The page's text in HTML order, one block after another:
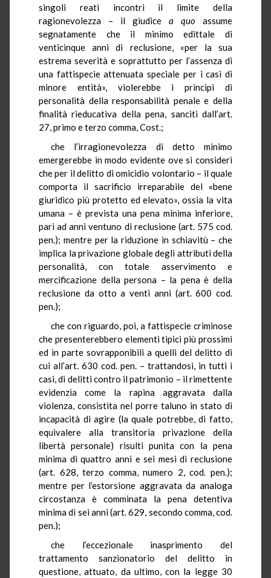
singoli reati incontri il limite della
ragionevolezza – il giudice a quo assume
segnatamente che il minimo edittale di
venticinque anni di reclusione, «per la sua
estrema severità e soprattutto per l’assenza di
una fattispecie attenuata speciale per i casi di
minore entità», violerebbe i principi di
personalità della responsabilità penale e della
finalità rieducativa della pena, sanciti dall’art.
27, primo e terzo comma, Cost.;
che l’irragionevolezza di detto minimo
emergerebbe in modo evidente ove si consideri
che per il delitto di omicidio volontario – il quale
comporta il sacrificio irreparabile del «bene
giuridico più protetto ed elevato», ossia la vita
umana – è prevista una pena minima inferiore,
pari ad anni ventuno di reclusione (art. 575 cod.
pen.); mentre per la riduzione in schiavitù – che
implica la privazione globale degli attributi della
personalità, con totale asservimento e
mercificazione della persona – la pena è della
reclusione da otto a venti anni (art. 600 cod.
pen.);
che con riguardo, poi, a fattispecie criminose
che presenterebbero elementi tipici più prossimi
ed in parte sovrapponibili a quelli del delitto di
cui all’art. 630 cod. pen. – trattandosi, in tutti i
casi, di delitti contro il patrimonio – il rimettente
evidenzia come la rapina aggravata dalla
violenza, consistita nel porre taluno in stato di
incapacità di agire (la quale potrebbe, di fatto,
equivalere alla transitoria privazione della
libertà personale) risulti punita con la pena
minima di quattro anni e sei mesi di reclusione
(art. 628, terzo comma, numero 2, cod. pen.);
mentre per l’estorsione aggravata da analoga
circostanza è comminata la pena detentiva
minima di sei anni (art. 629, secondo comma, cod.
pen.);
che l’eccezionale inasprimento del
trattamento sanzionatorio del delitto in
questione, attuato, da ultimo, con la legge 30